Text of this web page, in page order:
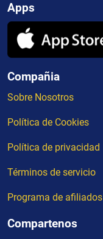
Apps
Compañia
Sobre Nosotros
Política de Cookies
Política de privacidad
Términos de servicio
Programa de afiliados
Compartenos